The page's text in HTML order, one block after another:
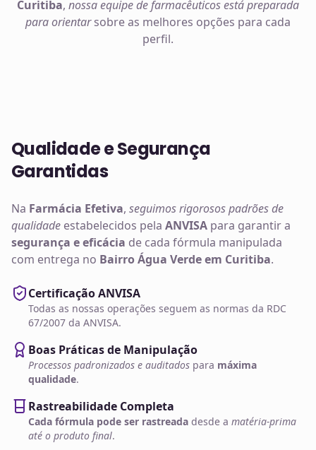
Curitiba, nossa equipe de farmacêuticos está preparada
para orientarsobre as melhores opções para cada
perfil.
Qualidade e Segurança
Garantidas
Na Farmácia Efetiva, seguimos rigorosos padrões de
qualidade estabelecidos pela ANVISA para garantir a
segurança e eficácia de cada fórmula manipulada
com entrega no Bairro Água Verde em Curitiba.
Certificação ANVISA
Todas as nossas operações seguem as normas da RDC
67/2007 da ANVISA.
Boas Práticas de Manipulação
Processos padronizados e auditados para máxima
qualidade.
Rastreabilidade Completa
Cada fórmula pode ser rastreada desde a matéria-prima
até o produto final.